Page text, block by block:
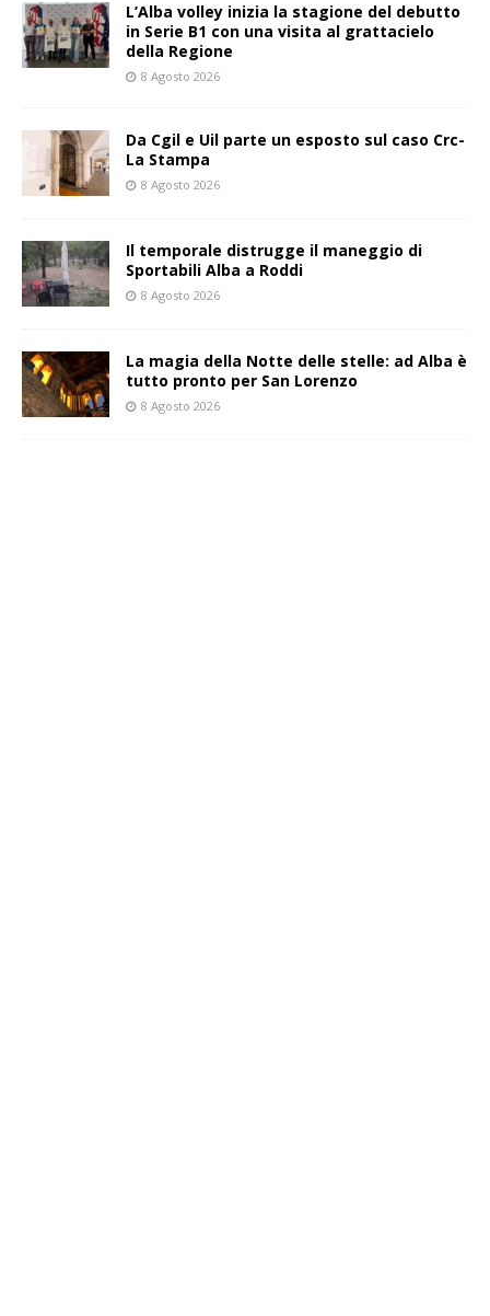
L’Alba volley inizia la stagione del debutto
in Serie B1 con una visita al grattacielo
della Regione
8 Agosto 2026
Da Cgil e Uil parte un esposto sul caso Crc-
La Stampa
8 Agosto 2026
Il temporale distrugge il maneggio di
Sportabili Alba a Roddi
8 Agosto 2026
La magia della Notte delle stelle: ad Alba è
tutto pronto per San Lorenzo
8 Agosto 2026